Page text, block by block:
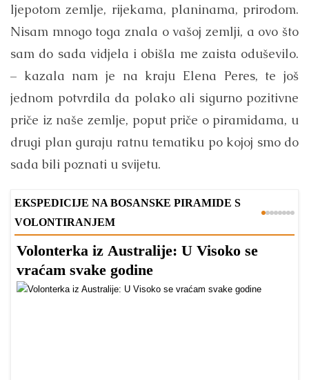
ljepotom zemlje, rijekama, planinama, prirodom.
Nisam mnogo toga znala o vašoj zemlji, a ovo što
sam do sada vidjela i obišla me zaista oduševilo.
– kazala nam je na kraju Elena Peres, te još
jednom potvrdila da polako ali sigurno pozitivne
priče iz naše zemlje, poput priče o piramidama, u
drugi plan guraju ratnu tematiku po kojoj smo do
sada bili poznati u svijetu.
EKSPEDICIJE NA BOSANSKE PIRAMIDE S
VOLONTIRANJEM
Volonterka iz Australije: U Visoko se
vraćam svake godine